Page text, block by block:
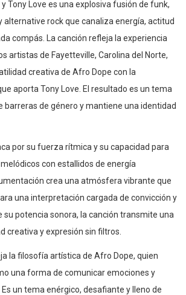
y Tony Love es una explosiva fusión de funk,
alternative rock que canaliza energía, actitud
compás. La canción refleja la experiencia
artistas de Fayetteville, Carolina del Norte,
creativa de Afro Dope con la
aporta Tony Love. El resultado es un tema
barreras de género y mantiene una identidad
por su fuerza rítmica y su capacidad para
con estallidos de energía
crea una atmósfera vibrante que
una interpretación cargada de convicción y
su potencia sonora, la canción transmite una
creativa y expresión sin filtros.
la filosofía artística de Afro Dope, quien
una forma de comunicar emociones y
un tema enérgico, desafiante y lleno de